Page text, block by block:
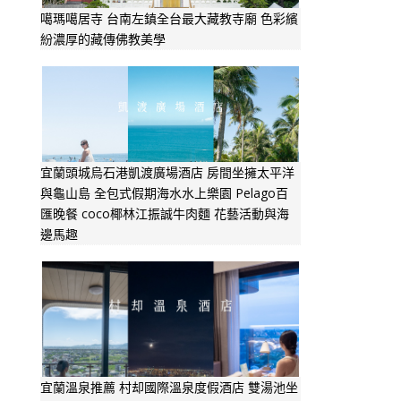
噶瑪噶居寺 台南左鎮全台最大藏教寺廟 色彩繽
紛濃厚的藏傳佛教美學
宜蘭頭城烏石港凱渡廣場酒店 房間坐擁太平洋
與龜山島 全包式假期海水水上樂園 Pelago百
匯晚餐 coco椰林江振誠牛肉麵 花藝活動與海
邊馬趣
宜蘭溫泉推薦 村却國際溫泉度假酒店 雙湯池坐